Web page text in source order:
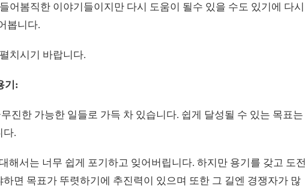
어봄직한 이야기들이지만 다시 도움이 될수 있을 수도 있기에 다시
봅니다.
치시기 바랍니다.
기:
진한 가능한 일들로 가득 차 있습니다. 쉽게 달성될 수 있는 목표는
다.
해서는 너무 쉽게 포기하고 잊어버립니다. 하지만 용기를 갖고 도전
면 목표가 뚜렷하기에 추진력이 있으며 또한 그 길엔 경쟁자가 많